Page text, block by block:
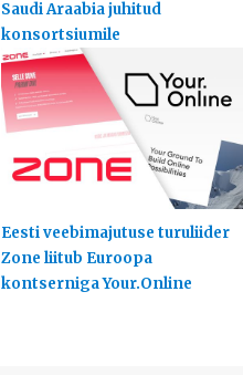
Saudi Araabia juhitud
konsortsiumile
Eesti veebimajutuse turuliider
Zone liitub Euroopa
kontserniga Your.Online